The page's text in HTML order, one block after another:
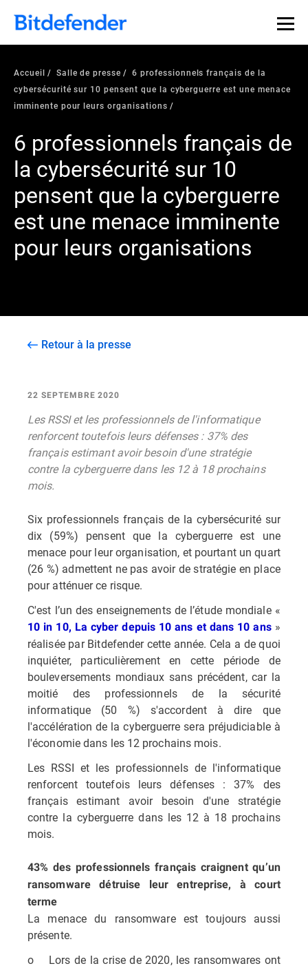
Accueil Salle de presse
6 professionnels français de la
cybersécurité sur 10 pensent que la cyberguerre est une menace
imminente pour leurs organisations
6 professionnels français de
la cybersécurité sur 10
pensent que la cyberguerre
est une menace imminente
pour leurs organisations
Retour à la presse
22 SEPTEMBRE 2020
Les RSSI et les professionnels de l'informatique
renforcent toutefois leurs défenses : 37% des
français estimant avoir besoin d'une stratégie
contre la cyberguerre dans les 12 à 18 prochains
mois.
Six professionnels français de la cybersécurité sur
dix (59%) pensent que la cyberguerre est une
menace pour leur organisation, et pourtant un quart
(26 %) admettent ne pas avoir de stratégie en place
pour atténuer ce risque.
C'est l’un des enseignements de l’étude mondiale «
10 in 10, La cyber depuis 10 ans et dans 10 ans»
réalisée par Bitdefender cette année. Cela a de quoi
inquiéter, particulièrement en cette période de
bouleversements mondiaux sans précédent, car la
moitié des professionnels de la sécurité
informatique (50 %) s'accordent à dire que
l'accélération de la cyberguerre sera préjudiciable à
l'économie dans les 12 prochains mois.
Les RSSI et les professionnels de l'informatique
renforcent toutefois leurs défenses : 37% des
français estimant avoir besoin d'une stratégie
contre la cyberguerre dans les 12 à 18 prochains
mois.
43% des professionnels français craignent qu’un
ransomware détruise leur entreprise, à court
terme
La menace du ransomware est toujours aussi
présente.
o Lors de la crise de 2020, les ransomwares ont